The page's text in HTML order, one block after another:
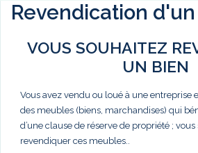
Revendication
VOUS SOUHAITEZ
UN BIEN
Vous avez vendu ou loué à une entreprise
des meubles (biens, marchandises) qui
d’une clause de réserve de propriété ;
revendiquer ces meubles..